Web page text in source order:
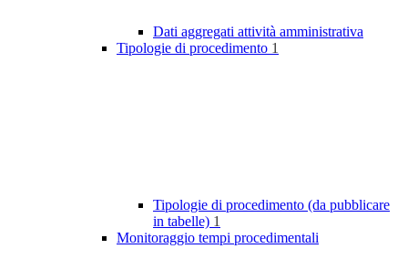
Dati aggregati attività amministrativa
Tipologie di procedimento 1
Tipologie di procedimento (da pubblicare
in tabelle) 1
Monitoraggio tempi procedimentali